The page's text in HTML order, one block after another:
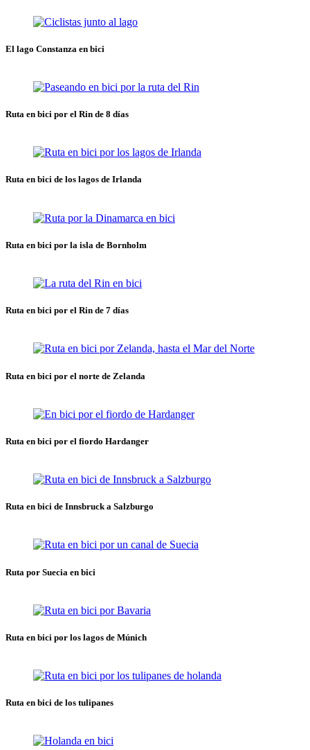
El lago Constanza en bici
Ruta en bici por el Rin de 8 días
Ruta en bici de los lagos de Irlanda
Ruta en bici por la isla de Bornholm
Ruta en bici por el Rin de 7 días
Ruta en bici por el norte de Zelanda
Ruta en bici por el fiordo Hardanger
Ruta en bici de Innsbruck a Salzburgo
Ruta por Suecia en bici
Ruta en bici por los lagos de Múnich
Ruta en bici de los tulipanes